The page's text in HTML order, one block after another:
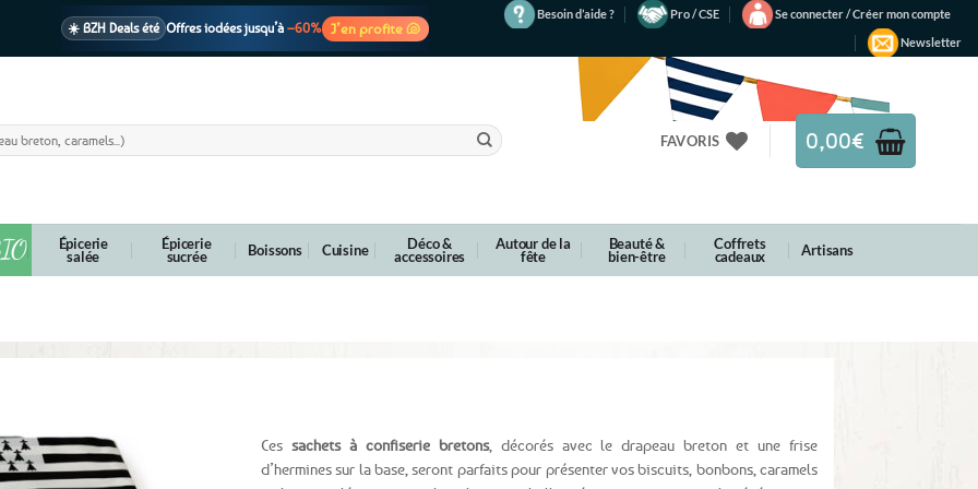
☀️ BZH Deals été Offres iodées jusqu’à –60% J’en profite 🐚
Besoin d’aide ? Pro / CSE
Se connecter / Créer mon compte
Newsletter
FAVORIS 0,00€
Épicerie
salée
Épicerie
sucrée Boissons Cuisine Déco &
accessoires
Autour de la
fête
Beauté &
bien-être
Coffrets
cadeaux Artisans
Ces sachets à confiserie bretons, décorés avec le drapeau breton et une frise
d’hermines sur la base, seront parfaits pour présenter vos biscuits, bonbons, caramels